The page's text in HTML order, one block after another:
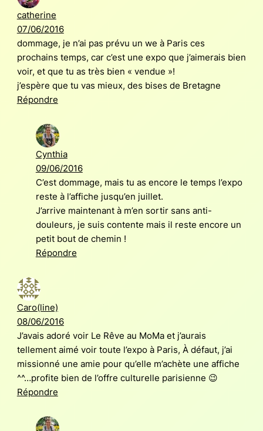
catherine
07/06/2016
dommage, je n’ai pas prévu un we à Paris ces
prochains temps, car c’est une expo que j’aimerais bien
voir, et que tu as très bien « vendue »!
j’espère que tu vas mieux, des bises de Bretagne
Répondre
Cynthia
09/06/2016
C’est dommage, mais tu as encore le temps l’expo
reste à l’affiche jusqu’en juillet.
J’arrive maintenant à m’en sortir sans anti-
douleurs, je suis contente mais il reste encore un
petit bout de chemin !
Répondre
Caro(line)
08/06/2016
J’avais adoré voir Le Rêve au MoMa et j’aurais
tellement aimé voir toute l’expo à Paris, À défaut, j’ai
missionné une amie pour qu’elle m’achète une affiche
^^…profite bien de l’offre culturelle parisienne 😉
Répondre